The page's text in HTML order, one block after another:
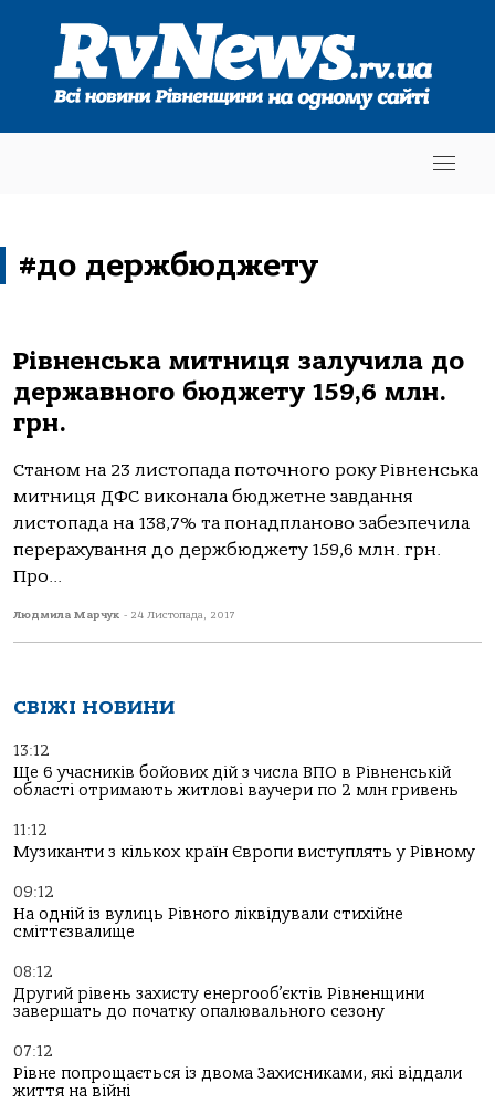
#до держбюджету
Рівненська митниця залучила до
державного бюджету 159,6 млн.
грн.
Станом на 23 листопада поточного року Рівненська
митниця ДФС виконала бюджетне завдання
листопада на 138,7% та понадпланово забезпечила
перерахування до держбюджету 159,6 млн. грн.
Про...
Людмила Марчук - 24 Листопада, 2017
СВІЖІ НОВИНИ
13:12
Ще 6 учасників бойових дій з числа ВПО в Рівненській
області отримають житлові ваучери по 2 млн гривень
11:12
Музиканти з кількох країн Європи виступлять у Рівному
09:12
На одній із вулиць Рівного ліквідували стихійне
сміттєзвалище
08:12
Другий рівень захисту енергооб’єктів Рівненщини
завершать до початку опалювального сезону
07:12
Рівне попрощається із двома Захисниками, які віддали
життя на війні